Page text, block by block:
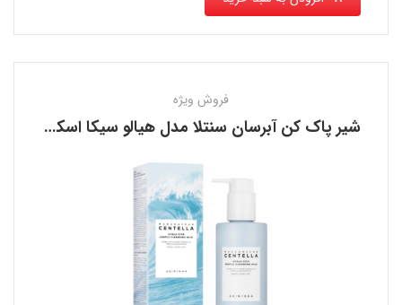
فروش ویژه
شیر پاک کن آبرسان سنتلا مدل هیالو سیکا اسکین 1004 SKIN